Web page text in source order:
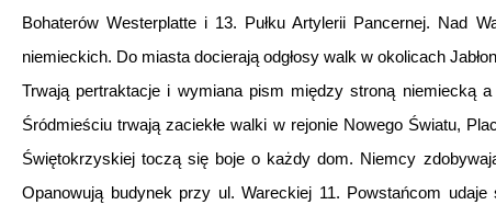
Bohaterów Westerplatte i 13. Pułku Artylerii Pancernej. Nad
niemieckich. Do miasta docierają odgłosy walk w okolicach
Trwają pertraktacje i wymiana pism między stroną niemiecką
Śródmieściu trwają zaciekłe walki w rejonie Nowego Światu,
Świętokrzyskiej toczą się boje o każdy dom. Niemcy
Opanowują budynek przy ul. Wareckiej 11. Powstańcom